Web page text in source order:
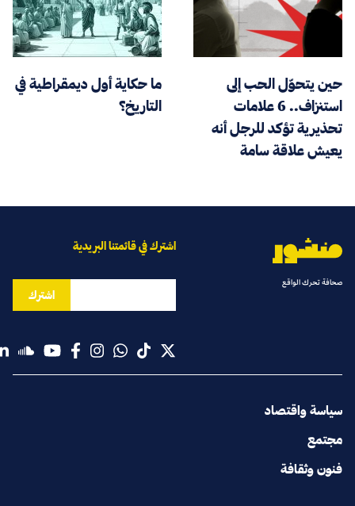
حين يتحوّل الحب إلى
استنزاف.. 6 علامات
تحذيرية تؤكد للرجل أنه
يعيش علاقة سامة
ما حكاية أول ديمقراطية في
التاريخ؟
صحافة تحرك الواقع
سياسة واقتصاد
مجتمع
فنون وثقافة
اشترك في قائمتنا البريدية
اشترك